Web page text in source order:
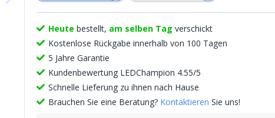
Heute bestellt, am selben Tagverschickt
Kostenlose Rückgabe innerhalb von 100 Tagen
5 Jahre Garantie
Kundenbewertung LEDChampion 4.55/5
Schnelle Lieferung zu ihnen nach Hause
Brauchen Sie eine Beratung? Kontaktieren Sie uns!